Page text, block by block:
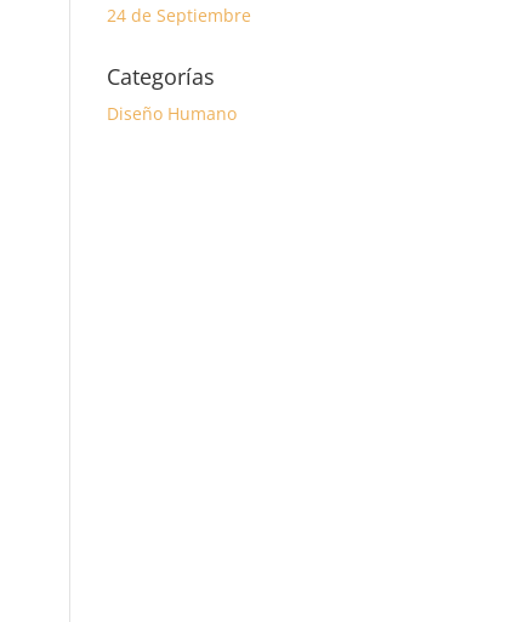
24 de Septiembre
Categorías
Diseño Humano